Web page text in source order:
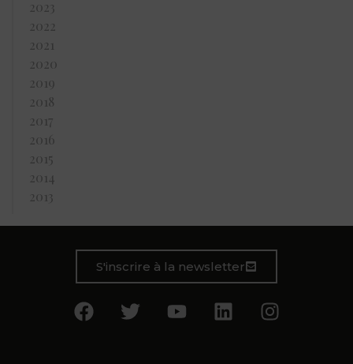
2023
2022
2021
2020
2019
2018
2017
2016
2015
2014
2013
S'inscrire à la newsletter